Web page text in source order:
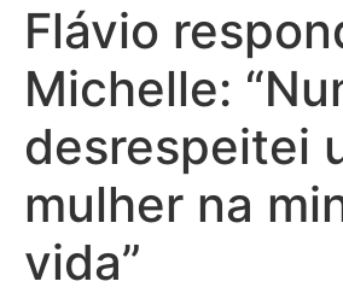
Flávio
Michelle:
desrespeitei
mulher na
vida”